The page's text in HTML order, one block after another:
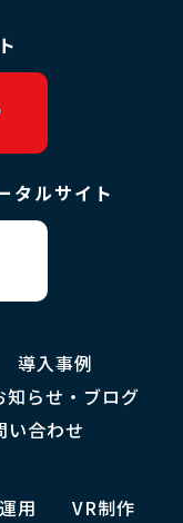
タルサイト
導入事例
知らせ・ブログ
い合わせ
用
VR制作